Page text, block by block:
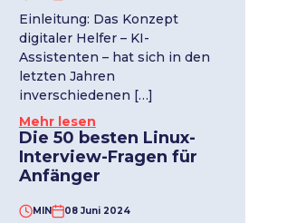
Sprache
Einleitung: Das Konzept
digitaler Helfer – KI-
Assistenten – hat sich in den
letzten Jahren
inverschiedenen […]
Mehr lesen
Die 50 besten Linux-
Interview-Fragen für
Anfänger
MIN 08 Juni 2024